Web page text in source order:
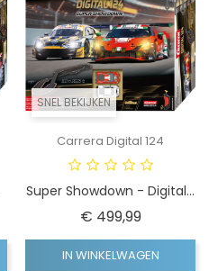
SNEL BEKIJKEN
Carrera Digital 124
Super Showdown - Digital...
€ 499,99Prijs
IN WINKELWAGEN